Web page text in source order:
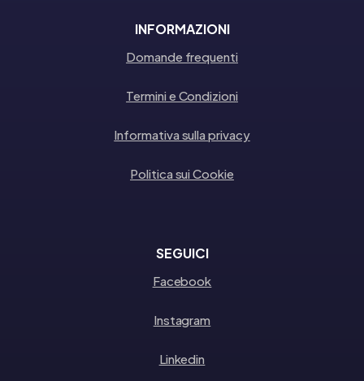
INFORMAZIONI
Domande frequenti
Termini e Condizioni
Informativa sulla privacy
Politica sui Cookie
SEGUICI
Facebook
Instagram
Linkedin